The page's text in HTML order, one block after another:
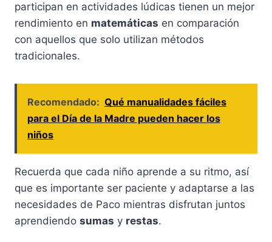
participan en actividades lúdicas tienen un mejor
rendimiento en matemáticas en comparación
con aquellos que solo utilizan métodos
tradicionales.
Recomendado: Qué manualidades fáciles
para el Día de la Madre pueden hacer los
niños
Recuerda que cada niño aprende a su ritmo, así
que es importante ser paciente y adaptarse a las
necesidades de Paco mientras disfrutan juntos
aprendiendo sumas y restas.